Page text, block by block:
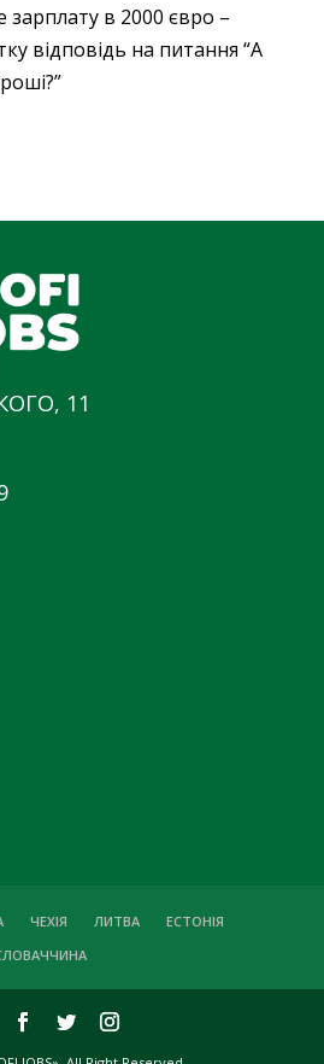
зарплату в 2000 євро –
відповідь на питання “А
11
ЧЕХІЯ ЛИТВА
ЕСТОНІЯ